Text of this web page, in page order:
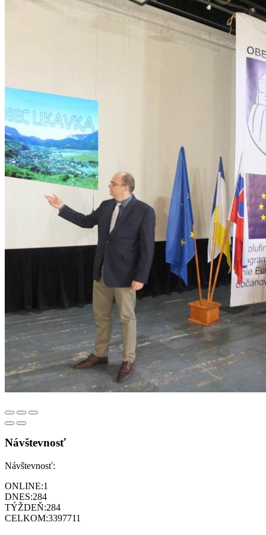
Návštevnosť
Návštevnosť:
ONLINE:1
DNES:284
TÝŽDEŇ:284
CELKOM:3397711